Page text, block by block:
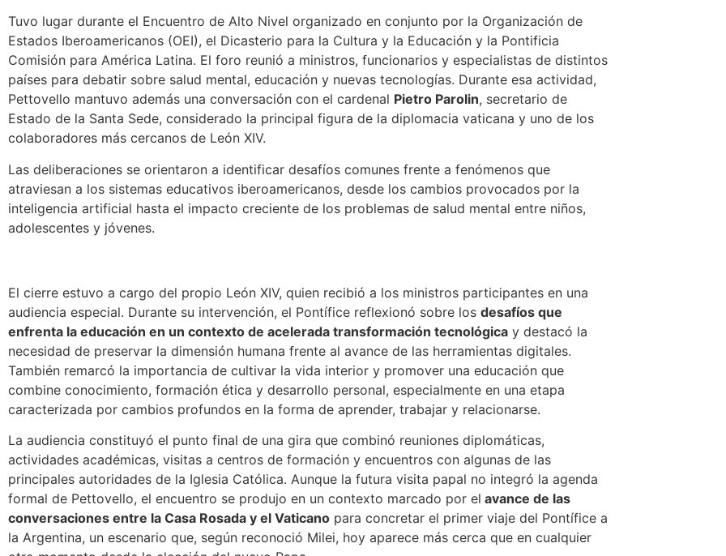
Tuvo lugar durante el Encuentro de Alto Nivel organizado en conjunto por la Organización de
Estados Iberoamericanos (OEI), el Dicasterio para la Cultura y la Educación y la Pontificia
Comisión para América Latina. El foro reunió a ministros, funcionarios y especialistas de distintos
países para debatir sobre salud mental, educación y nuevas tecnologías. Durante esa actividad,
Pettovello mantuvo además una conversación con el cardenal Pietro Parolin, secretario de
Estado de la Santa Sede, considerado la principal figura de la diplomacia vaticana y uno de los
colaboradores más cercanos de León XIV.
Las deliberaciones se orientaron a identificar desafíos comunes frente a fenómenos que
atraviesan a los sistemas educativos iberoamericanos, desde los cambios provocados por la
inteligencia artificial hasta el impacto creciente de los problemas de salud mental entre niños,
adolescentes y jóvenes.
El cierre estuvo a cargo del propio León XIV, quien recibió a los ministros participantes en una
audiencia especial. Durante su intervención, el Pontífice reflexionó sobre los desafíos que
enfrenta la educación en un contexto de acelerada transformación tecnológica y destacó la
necesidad de preservar la dimensión humana frente al avance de las herramientas digitales.
También remarcó la importancia de cultivar la vida interior y promover una educación que
combine conocimiento, formación ética y desarrollo personal, especialmente en una etapa
caracterizada por cambios profundos en la forma de aprender, trabajar y relacionarse.
La audiencia constituyó el punto final de una gira que combinó reuniones diplomáticas,
actividades académicas, visitas a centros de formación y encuentros con algunas de las
principales autoridades de la Iglesia Católica. Aunque la futura visita papal no integró la agenda
formal de Pettovello, el encuentro se produjo en un contexto marcado por el avance de las
conversaciones entre la Casa Rosada y el Vaticano para concretar el primer viaje del Pontífice a
la Argentina, un escenario que, según reconoció Milei, hoy aparece más cerca que en cualquier